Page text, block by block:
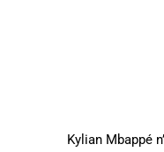
Kylian Mbappé